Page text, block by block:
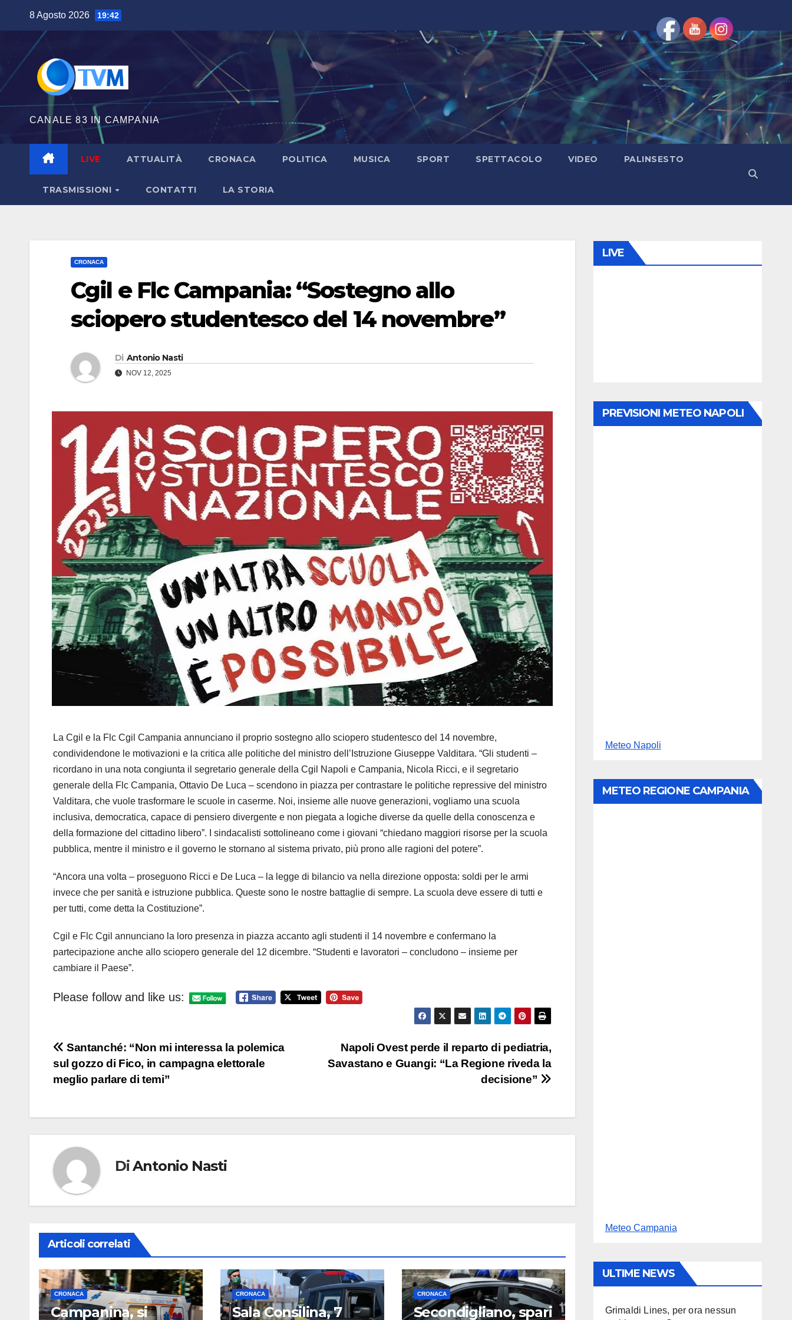
contenuto
8 Agosto 2026 19:42
CANALE 83 IN CAMPANIA
LIVE ATTUALITÀ CRONACA POLITICA MUSICA SPORT SPETTACOLO VIDEO PALINSESTO
TRASMISSIONI CONTATTI LA STORIA
CRONACA
Cgil e Flc Campania: “Sostegno allo
sciopero studentesco del 14 novembre”
Di Antonio Nasti
NOV 12, 2025
La Cgil e la Flc Cgil Campania annunciano il proprio sostegno allo sciopero studentesco del 14 novembre,
condividendone le motivazioni e la critica alle politiche del ministro dell’Istruzione Giuseppe Valditara. “Gli studenti –
ricordano in una nota congiunta il segretario generale della Cgil Napoli e Campania, Nicola Ricci, e il segretario
generale della Flc Campania, Ottavio De Luca – scendono in piazza per contrastare le politiche repressive del ministro
Valditara, che vuole trasformare le scuole in caserme. Noi, insieme alle nuove generazioni, vogliamo una scuola
inclusiva, democratica, capace di pensiero divergente e non piegata a logiche diverse da quelle della conoscenza e
della formazione del cittadino libero”. I sindacalisti sottolineano come i giovani “chiedano maggiori risorse per la scuola
pubblica, mentre il ministro e il governo le stornano al sistema privato, più prono alle ragioni del potere”.
“Ancora una volta – proseguono Ricci e De Luca – la legge di bilancio va nella direzione opposta: soldi per le armi
invece che per sanità e istruzione pubblica. Queste sono le nostre battaglie di sempre. La scuola deve essere di tutti e
per tutti, come detta la Costituzione”.
Cgil e Flc Cgil annunciano la loro presenza in piazza accanto agli studenti il 14 novembre e confermano la
partecipazione anche allo sciopero generale del 12 dicembre. “Studenti e lavoratori – concludono – insieme per
cambiare il Paese”.
Please follow and like us:
Navigazione
articoli
Napoli Ovest perde il reparto di pediatria,
Savastano e Guangi: “La Regione riveda la
decisione”
Santanché: “Non mi interessa la polemica
sul gozzo di Fico, in campagna elettorale
meglio parlare di temi”
DiAntonio Nasti
Articoli correlati
CRONACA
Campanina, si
CRONACA
Sala Consilina, 7
CRONACA
Secondigliano, spari
LIVE
PREVISIONI METEO NAPOLI
Meteo Napoli
METEO REGIONE CAMPANIA
Meteo Campania
ULTIME NEWS
Grimaldi Lines, per ora nessun